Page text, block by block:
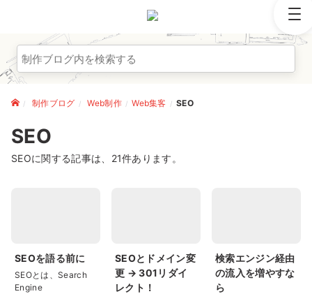
制作ブログ
制作実績
お問い合わせ
制作ブログ Web制作 Web集客 SEO
SEO
SEOに関する記事は、21件あります。
SEOを語る前に
SEOとは、Search
Engine
SEOとドメイン変
更 → 301リダイ
レクト！
検索エンジン経由
の流入を増やすな
ら